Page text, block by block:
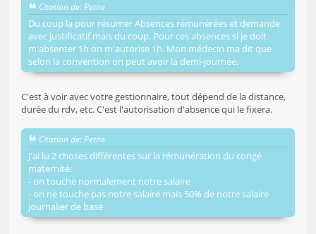
Citation de: Petite
Du coup la pour résumer Absences rémunérées et demande
avec justificatif mais du coup. Pour ces absences si je doit
m'absenter 1h on m'autorise 1h. Mon médecin ma dit que
selon la convention on peut avoir la demi-journée.
C'est à voir avec votre gestionnaire, tout dépend de la distance,
durée du rdv, etc. C'est l'autorisation d'absence qui le fixera.
Citation de: Petite
J'ai lu 2 choses différentes sur la rémunération du congé
maternité:
- on touche normalement notre salaire
- on ne touche pas notre salaire mais 50% de notre salaire
journalier de base